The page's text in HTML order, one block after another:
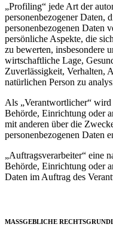
„Profiling“ jede Art der
personenbezogener Daten,
personenbezogenen Daten
persönliche Aspekte, die
zu bewerten, insbesondere
wirtschaftliche Lage,
Zuverlässigkeit, Verhalten,
natürlichen Person zu
Als „Verantwortlicher“ wird
Behörde, Einrichtung oder
mit anderen über die
personenbezogenen Daten
„Auftragsverarbeiter“ eine
Behörde, Einrichtung oder
Daten im Auftrag des
MASSGEBLICHE